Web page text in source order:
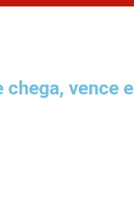
chega, vence e